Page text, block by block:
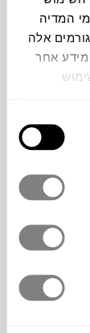
המדיה
אלה
אחר
סדרת הכלים STØRM, של המעצב Nicholai
RAAWII
.
מסגנון
בבית לכל
על